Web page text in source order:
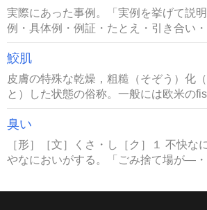
実際にあった事例。「実例を挙げて説
例・具体例・例証・たとえ・引き合い
鮫肌
皮膚の特殊な乾燥，粗糙（そぞう）化
と）した状態の俗称。一般には欧米の
臭い
［形］［文］くさ・し［ク］１ 不快な
やなにおいがする。「ごみ捨て場が―